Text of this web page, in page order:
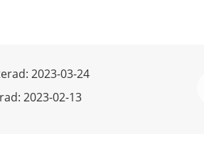
2023-03-24
2023-02-13